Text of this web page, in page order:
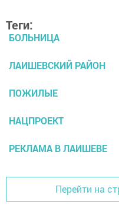
Теги:
БОЛЬНИЦА
ЛАИШЕВСКИЙ РАЙОН
ПОЖИЛЫЕ
НАЦПРОЕКТ
РЕКЛАМА В ЛАИШЕВЕ
Перейти на